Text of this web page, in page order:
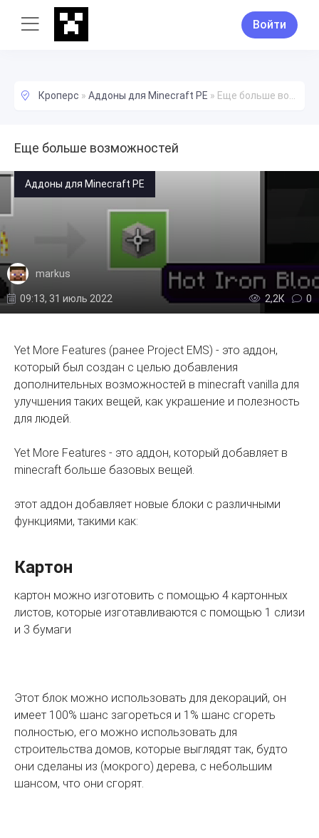
Войти
Кроперс » Аддоны для Minecraft PE » Еще больше возможностей
Еще больше возможностей
Аддоны для Minecraft PE
markus
09:13, 31 июль 2022 2,2К 0
Yet More Features (ранее Project EMS) - это аддон,
который был создан с целью добавления
дополнительных возможностей в minecraft vanilla для
улучшения таких вещей, как украшение и полезность
для людей.
Yet More Features - это аддон, который добавляет в
minecraft больше базовых вещей.
этот аддон добавляет новые блоки с различными
функциями, такими как:
Картон
картон можно изготовить с помощью 4 картонных
листов, которые изготавливаются с помощью 1 слизи
и 3 бумаги
Этот блок можно использовать для декораций, он
имеет 100% шанс загореться и 1% шанс сгореть
полностью, его можно использовать для
строительства домов, которые выглядят так, будто
они сделаны из (мокрого) дерева, с небольшим
шансом, что они сгорят.